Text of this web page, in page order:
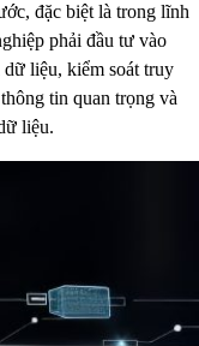
đặc biệt là trong lĩnh
phải đầu tư vào
dữ liệu, kiểm soát truy
tin quan trọng và
liệu.